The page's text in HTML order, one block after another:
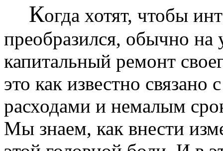
Когда хотят, чтобы
преобразился, обычно на
капитальный ремонт
это как известно
расходами и немалым
Мы знаем, как внести